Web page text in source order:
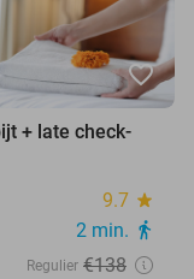
favorite_border
+ late check-
9.7 star
2 min. directions_walk
Regulier €138